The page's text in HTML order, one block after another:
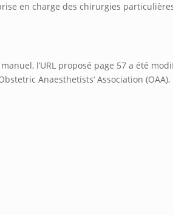
en charge des chirurgies
l’URL proposé page 57 a été
Anaesthetists’ Association (OAA),